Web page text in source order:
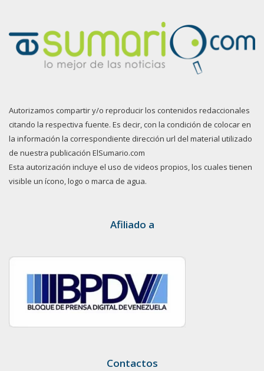
Autorizamos compartir y/o reproducir los contenidos redaccionales
citando la respectiva fuente. Es decir, con la condición de colocar en
la información la correspondiente dirección url del material utilizado
de nuestra publicación ElSumario.com
Esta autorización incluye el uso de videos propios, los cuales tienen
visible un ícono, logo o marca de agua.
Afiliado a
Contactos